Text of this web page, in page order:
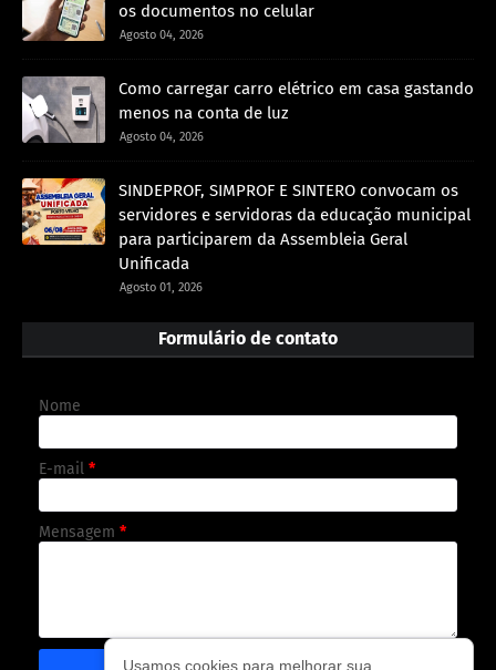
os documentos no celular
Agosto 04, 2026
Como carregar carro elétrico em casa gastando
menos na conta de luz
Agosto 04, 2026
SINDEPROF, SIMPROF E SINTERO convocam os
servidores e servidoras da educação municipal
para participarem da Assembleia Geral
Unificada
Agosto 01, 2026
Formulário de contato
Nome
E-mail *
Mensagem *
Usamos cookies para melhorar sua